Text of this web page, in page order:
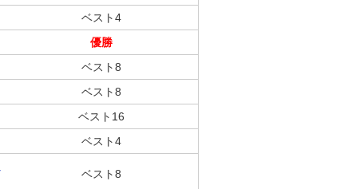
ベスト4
優勝
ベスト8
ベスト8
ベスト16
ベスト4
ベスト8